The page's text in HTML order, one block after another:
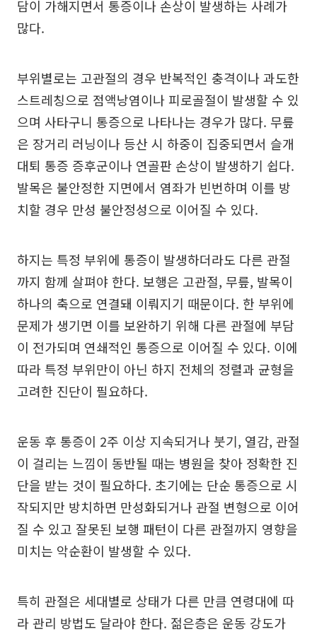
담이 가해지면서 통증이나 손상이 발생하는 사례가
많다.
부위별로는 고관절의 경우 반복적인 충격이나 과도한
스트레칭으로 점액낭염이나 피로골절이 발생할 수 있
으며 사타구니 통증으로 나타나는 경우가 많다. 무릎
은 장거리 러닝이나 등산 시 하중이 집중되면서 슬개
대퇴 통증 증후군이나 연골판 손상이 발생하기 쉽다.
발목은 불안정한 지면에서 염좌가 빈번하며 이를 방
치할 경우 만성 불안정성으로 이어질 수 있다.
하지는 특정 부위에 통증이 발생하더라도 다른 관절
까지 함께 살펴야 한다. 보행은 고관절, 무릎, 발목이
하나의 축으로 연결돼 이뤄지기 때문이다. 한 부위에
문제가 생기면 이를 보완하기 위해 다른 관절에 부담
이 전가되며 연쇄적인 통증으로 이어질 수 있다. 이에
따라 특정 부위만이 아닌 하지 전체의 정렬과 균형을
고려한 진단이 필요하다.
운동 후 통증이 2주 이상 지속되거나 붓기, 열감, 관절
이 걸리는 느낌이 동반될 때는 병원을 찾아 정확한 진
단을 받는 것이 필요하다. 초기에는 단순 통증으로 시
작되지만 방치하면 만성화되거나 관절 변형으로 이어
질 수 있고 잘못된 보행 패턴이 다른 관절까지 영향을
미치는 악순환이 발생할 수 있다.
특히 관절은 세대별로 상태가 다른 만큼 연령대에 따
라 관리 방법도 달라야 한다. 젊은층은 운동 강도가